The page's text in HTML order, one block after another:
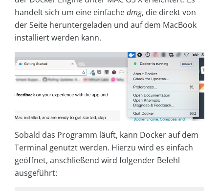
handelt sich um eine einfachedmg, die direkt von
der Seite heruntergeladen und auf dem MacBook
installiert werden kann.
Sobald das Programm läuft, kann Docker auf dem
Terminal genutzt werden. Hierzu wird es einfach
geöffnet, anschließend wird folgender Befehl
ausgeführt: